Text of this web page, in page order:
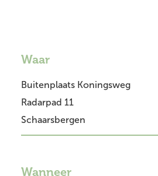
Waar
Buitenplaats Koningsweg
Radarpad 11
Schaarsbergen
Wanneer